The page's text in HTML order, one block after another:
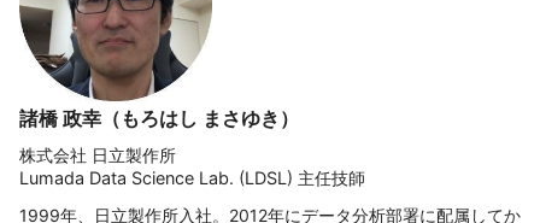
諸橋 政幸（もろはし まさゆき）
株式会社 日立製作所
Lumada Data Science Lab. (LDSL) 主任技師
1999年、日立製作所入社。2012年にデータ分析部署に配属してか